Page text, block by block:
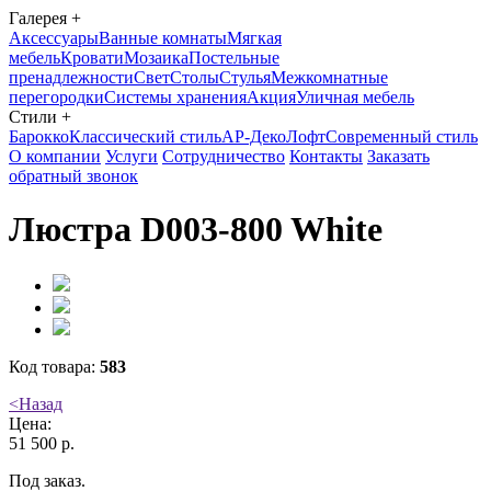
Галерея +
АксессуарыВанные комнатыМягкая
мебельКроватиМозаикаПостельные
пренадлежностиСветСтолыСтульяМежкомнатные
перегородкиСистемы храненияАкцияУличная мебель
Стили +
БароккоКлассический стильАР-ДекоЛофтСовременный стиль
О компании Услуги Сотрудничество Контакты Заказать
обратный звонок
Люстра D003-800 White
Код товара: 583
<Назад
Цена:
51 500 р.
Под заказ.